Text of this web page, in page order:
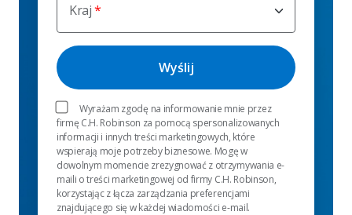
Kraj
Wyrażam zgodę na informowanie mnie przez
firmę C.H. Robinson za pomocą spersonalizowanych
informacji i innych treści marketingowych, które
wspierają moje potrzeby biznesowe. Mogę w
dowolnym momencie zrezygnować z otrzymywania e-
maili o treści marketingowej od firmy C.H. Robinson,
korzystając z łącza zarządzania preferencjami
znajdującego się w każdej wiadomości e-mail.